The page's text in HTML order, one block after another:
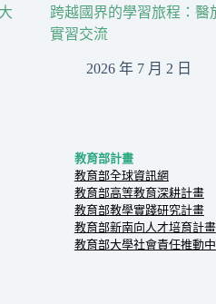
跨越國界的學習旅程：
實習交流
2026 年 7 月 2 日
教育部計畫
教育部全球資訊網
教育部高等教育深耕計畫
教育部教學實踐研究計畫
教育部新南向人才培育計畫
教育部大學社會責任推動